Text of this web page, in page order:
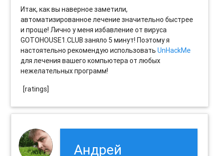
Итак, как вы наверное заметили,
автоматизированное лечение значительно быстрее
и проще! Лично у меня избавление от вируса
GOTOHOUSE1.CLUB заняло 5 минут! Поэтому я
настоятельно рекомендую использоватьUnHackMe
для лечения вашего компьютера от любых
нежелательных программ!
[ratings]
Андрей